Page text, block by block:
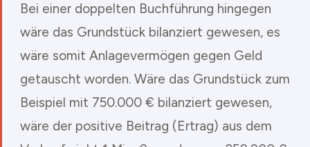
Bei einer doppelten Buchführung hingegen
wäre das Grundstück bilanziert gewesen, es
wäre somit Anlagevermögen gegen Geld
getauscht worden. Wäre das Grundstück zum
Beispiel mit 750.000 € bilanziert gewesen,
wäre der positive Beitrag (Ertrag) aus dem